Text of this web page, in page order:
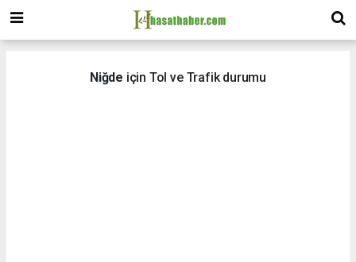
Niğde için Tol ve Trafik durumu